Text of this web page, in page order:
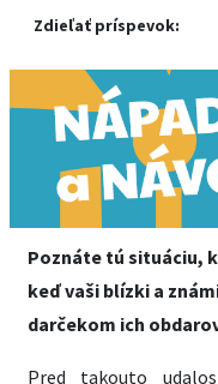
Zdieľať príspevok:
Poznáte tú situáciu,
keď vaši blízki a
darčekom ich
Pred takouto